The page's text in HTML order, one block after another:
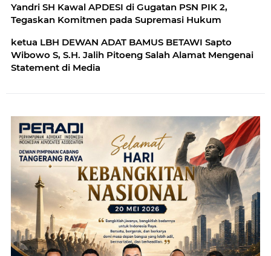
Yandri SH Kawal APDESI di Gugatan PSN PIK 2,
Tegaskan Komitmen pada Supremasi Hukum
ketua LBH DEWAN ADAT BAMUS BETAWI Sapto
Wibowo S, S.H. Jalih Pitoeng Salah Alamat Mengenai
Statement di Media